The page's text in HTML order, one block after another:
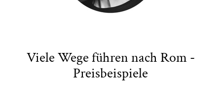
Viele Wege führen nach Rom -
Preisbeispiele